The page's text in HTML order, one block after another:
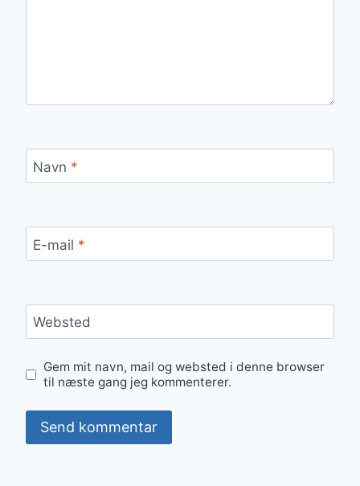
Navn *
E-mail *
Websted
Gem mit navn, mail og websted i denne browser
til næste gang jeg kommenterer.